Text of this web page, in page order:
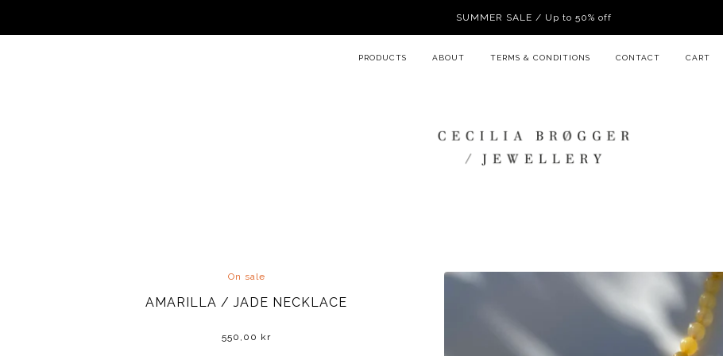
SUMMER SALE / Up to 50% off
PRODUCTS ABOUT TERMS & CONDITIONS CONTACT CART
On sale
AMARILLA / JADE NECKLACE
550,00 kr